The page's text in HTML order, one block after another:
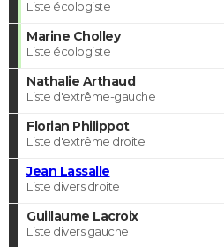
Liste écologiste
Marine Cholley
Liste écologiste
Nathalie Arthaud
Liste d'extrême-gauche
Florian Philippot
Liste d'extrême droite
Jean Lassalle
Liste divers droite
Guillaume Lacroix
Liste divers gauche